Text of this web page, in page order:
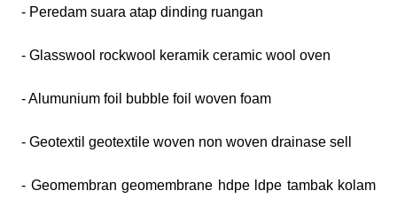
- Peredam suara atap dinding ruangan
- Glasswool rockwool keramik ceramic wool oven
- Alumunium foil bubble foil woven foam
- Geotextil geotextile woven non woven drainase sell
- Geomembran geomembrane hdpe ldpe tambak kolam